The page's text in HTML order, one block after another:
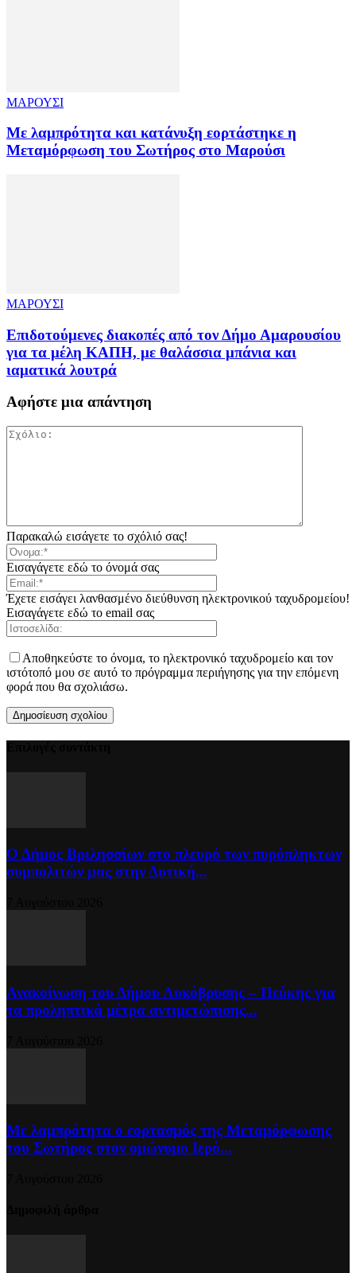
ΜΑΡΟΥΣΙ
Με λαμπρότητα και κατάνυξη εορτάστηκε η
Μεταμόρφωση του Σωτήρος στο Μαρούσι
ΜΑΡΟΥΣΙ
Επιδοτούμενες διακοπές από τον Δήμο Αμαρουσίου
για τα μέλη ΚΑΠΗ, με θαλάσσια μπάνια και
ιαματικά λουτρά
Αφήστε μια απάντηση
Παρακαλώ εισάγετε το σχόλιό σας!
Εισαγάγετε εδώ το όνομά σας
Έχετε εισάγει λανθασμένο διεύθυνση ηλεκτρονικού ταχυδρομείου!
Εισαγάγετε εδώ το email σας
Αποθηκεύστε το όνομα, το ηλεκτρονικό ταχυδρομείο και τον
ιστότοπό μου σε αυτό το πρόγραμμα περιήγησης για την επόμενη
φορά που θα σχολιάσω.
Ο Δήμος Βριλησσίων στο πλευρό των πυρόπληκτων
συμπολιτών μας στην Δυτική...
Ανακοίνωση του Δήμου Λυκόβρυσης – Πεύκης για
τα προληπτικά μέτρα αντιμετώπισης...
Με λαμπρότητα ο εορτασμός της Μεταμόρφωσης
του Σωτήρος στον ομώνυμο Ιερό...